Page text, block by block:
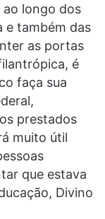
longo dos
e também das
as portas
é
faça sua
prestados
muito útil
que estava
Divino